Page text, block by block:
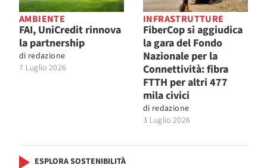
AMBIENTE
FAI, UniCredit rinnova
la partnership
di redazione
7 Luglio 2026
INFRASTRUTTURE
FiberCop si aggiudica
la gara del Fondo
Nazionale per la
Connettività: fibra
FTTH per altri 477
mila civici
di redazione
3 Luglio 2026
ESPLORA SOSTENIBILITÀ